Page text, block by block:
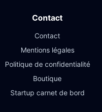
Contact
Contact
Mentions légales
Politique de confidentialité
Boutique
Startup carnet de bord